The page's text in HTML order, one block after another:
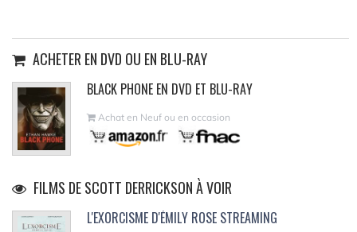
ACHETER EN DVD OU EN BLU-RAY
BLACK PHONE EN DVD ET BLU-RAY
Achat en Neuf ou en occasion
FILMS DE SCOTT DERRICKSON À VOIR
L'EXORCISME D'ÉMILY ROSE STREAMING